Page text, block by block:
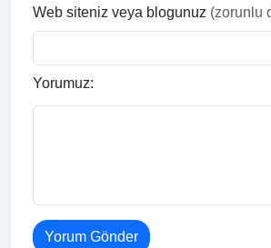
Web siteniz veya blogunuz (zorunlu
Yorumuz: